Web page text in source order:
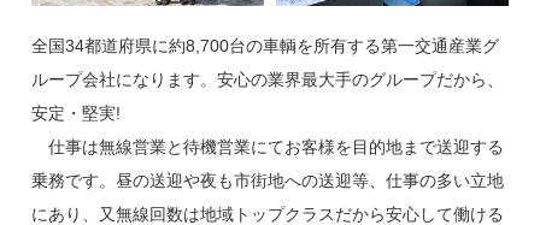
全国34都道府県に約8,700台の車輌を所有する第一交通産業グ
ループ会社になります。安心の業界最大手のグループだから、
安定・堅実!
仕事は無線営業と待機営業にてお客様を目的地まで送迎する
乗務です。昼の送迎や夜も市街地への送迎等、仕事の多い立地
にあり、又無線回数は地域トップクラスだから安心して働ける